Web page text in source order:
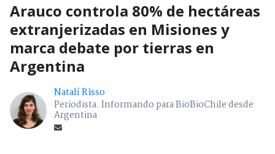
Arauco controla 80% de hectáreas
extranjerizadas en Misiones y
marca debate por tierras en
Argentina
Natalí Risso
Periodista. Informando para BioBioChile desde
Argentina